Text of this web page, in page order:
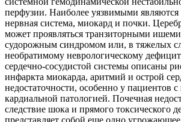
перфузии. Наиболее уязвимыми являются
нервная система, миокард и почки.
может проявляться транзиторными
судорожным синдромом или, в тяжелых
необратимому неврологическому
сердечно-сосудистой системы описаны
инфаркта миокарда, аритмий и острой
недостаточности, особенно у пациентов с
кардиальной патологией. Почечная
следствие шока и прямого токсического